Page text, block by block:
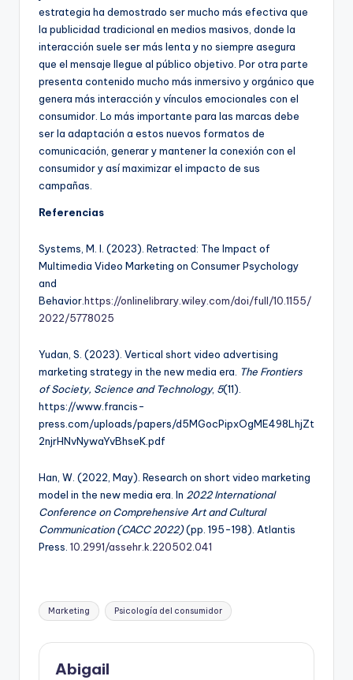
estrategia ha demostrado ser mucho más efectiva que
la publicidad tradicional en medios masivos, donde la
interacción suele ser más lenta y no siempre asegura
que el mensaje llegue al público objetivo. Por otra parte
presenta contenido mucho más inmersivo y orgánico que
genera más interacción y vínculos emocionales con el
consumidor. Lo más importante para las marcas debe
ser la adaptación a estos nuevos formatos de
comunicación, generar y mantener la conexión con el
consumidor y así maximizar el impacto de sus
campañas.
Referencias
Systems, M. I. (2023). Retracted: The Impact of
Multimedia Video Marketing on Consumer Psychology
and
Behavior.https://onlinelibrary.wiley.com/doi/full/10.1155/
2022/5778025
Yudan, S. (2023). Vertical short video advertising
marketing strategy in the new media era. The Frontiers
of Society, Science and Technology, 5(11).
https://www.francis-
press.com/uploads/papers/d5MGocPipxOgME498LhjZt
2njrHNvNywaYvBhseK.pdf
Han, W. (2022, May). Research on short video marketing
model in the new media era. In 2022 International
Conference on Comprehensive Art and Cultural
Communication (CACC 2022)(pp. 195-198). Atlantis
Press. 10.2991/assehr.k.220502.041
Etiquetas:
Marketing Psicología del consumidor
Abigail